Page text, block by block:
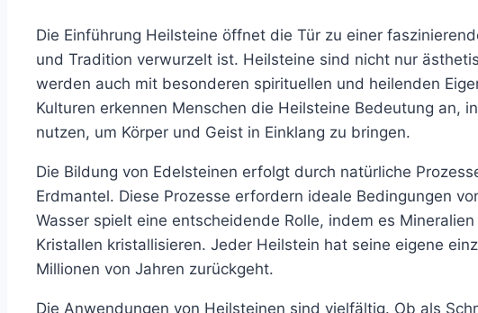
Die Einführung Heilsteine öffnet die Tür zu einer
und Tradition verwurzelt ist. Heilsteine sind nicht nur
werden auch mit besonderen spirituellen und heilenden
Kulturen erkennen Menschen die Heilsteine Bedeutung an,
nutzen, um Körper und Geist in Einklang zu bringen.
Die Bildung von Edelsteinen erfolgt durch natürliche
Erdmantel. Diese Prozesse erfordern ideale Bedingungen
Wasser spielt eine entscheidende Rolle, indem es
Kristallen kristallisieren. Jeder Heilstein hat seine eigene
Millionen von Jahren zurückgeht.
Die Anwendungen von Heilsteinen sind vielfältig. Ob als